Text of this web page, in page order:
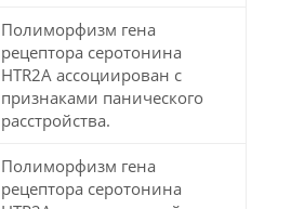
Полиморфизм гена
рецептора серотонина
HTR2A ассоциирован с
признаками панического
расстройства.
Полиморфизм гена
рецептора серотонина